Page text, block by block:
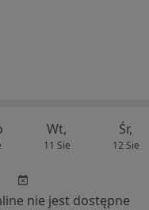
Wt,
11 Sie
Śr,
12 Sie
nie jest dostępne